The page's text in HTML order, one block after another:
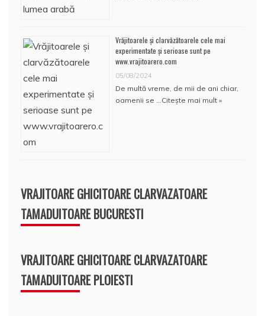
Vrăjitoarele și clarvăzătoarele cele mai
experimentate și serioase sunt pe
www.vrajitoarero.com
05/08/2024
De multă vreme, de mii de ani chiar,
oamenii se … Citește mai mult »
VRAJITOARE GHICITOARE CLARVAZATOARE
TAMADUITOARE BUCURESTI
VRAJITOARE GHICITOARE CLARVAZATOARE
TAMADUITOARE PLOIESTI